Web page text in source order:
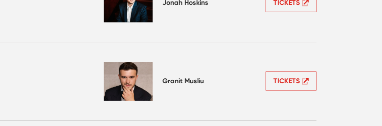
Jonah Hoskins TICKETS
Granit Musliu TICKETS